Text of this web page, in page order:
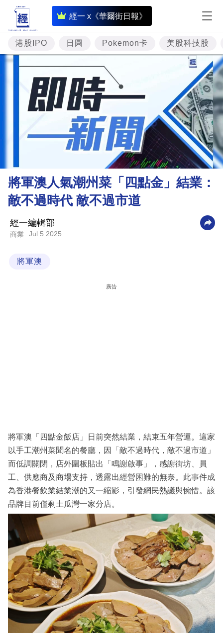
經一 x《華爾街日報》
即
時
財
經
題
投
樓
市
財
商
區
港股IPO 日圓 Pokemon卡 美股科技股
將軍澳人氣潮州菜「四點金」結業：
敵不過時代 敵不過市道
經一編輯部
商業 Jul 5 2025
將軍澳
廣告
將軍澳「四點金飯店」日前突然結業，結束五年營運。這家
以手工潮州菜聞名的餐廳，因「敵不過時代，敵不過市道」
而低調關閉，店外圍板貼出「鳴謝啟事」，感謝街坊、員
工、供應商及商場支持，透露出經營困難的無奈。此事件成
為香港餐飲業結業潮的又一縮影，引發網民熱議與惋惜。該
品牌目前僅剩土瓜灣一家分店。